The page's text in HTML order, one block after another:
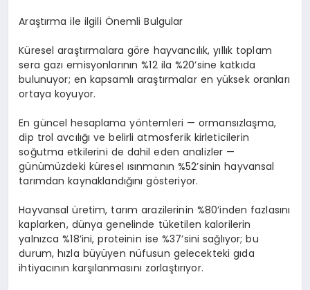
Araştırma ile ilgili Önemli Bulgular
Küresel araştırmalara göre hayvancılık, yıllık toplam
sera gazı emisyonlarının %12 ila %20’sine katkıda
bulunuyor; en kapsamlı araştırmalar en yüksek oranları
ortaya koyuyor.
En güncel hesaplama yöntemleri — ormansızlaşma,
dip trol avcılığı ve belirli atmosferik kirleticilerin
soğutma etkilerini de dahil eden analizler —
günümüzdeki küresel ısınmanın %52’sinin hayvansal
tarımdan kaynaklandığını gösteriyor.
Hayvansal üretim, tarım arazilerinin %80’inden fazlasını
kaplarken, dünya genelinde tüketilen kalorilerin
yalnızca %18’ini, proteinin ise %37’sini sağlıyor; bu
durum, hızla büyüyen nüfusun gelecekteki gıda
ihtiyacının karşılanmasını zorlaştırıyor.